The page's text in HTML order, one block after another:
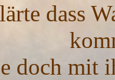
dass
doch mit